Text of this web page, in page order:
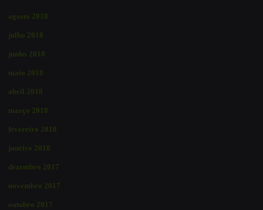
agosto 2018
julho 2018
junho 2018
maio 2018
abril 2018
março 2018
fevereiro 2018
janeiro 2018
dezembro 2017
novembro 2017
outubro 2017